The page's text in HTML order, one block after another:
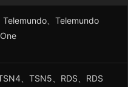
、Telemundo
、TSN5、RDS、RDS